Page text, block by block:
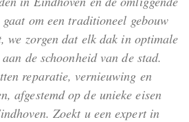
om een traditioneel gebouw
we zorgen dat elk dak in optimale
de schoonheid van de stad.
reparatie, vernieuwing en
afgestemd op de unieke eisen
Zoekt u een expert in